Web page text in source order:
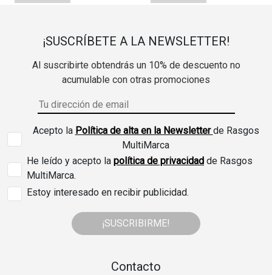
¡SUSCRÍBETE A LA NEWSLETTER!
Al suscribirte obtendrás un 10% de descuento no
acumulable con otras promociones
Acepto la Política de alta en la Newsletterde Rasgos
MultiMarca
He leído y acepto la política de privacidad de Rasgos
MultiMarca.
Estoy interesado en recibir publicidad.
¡SUSCRIBIRME!
Contacto